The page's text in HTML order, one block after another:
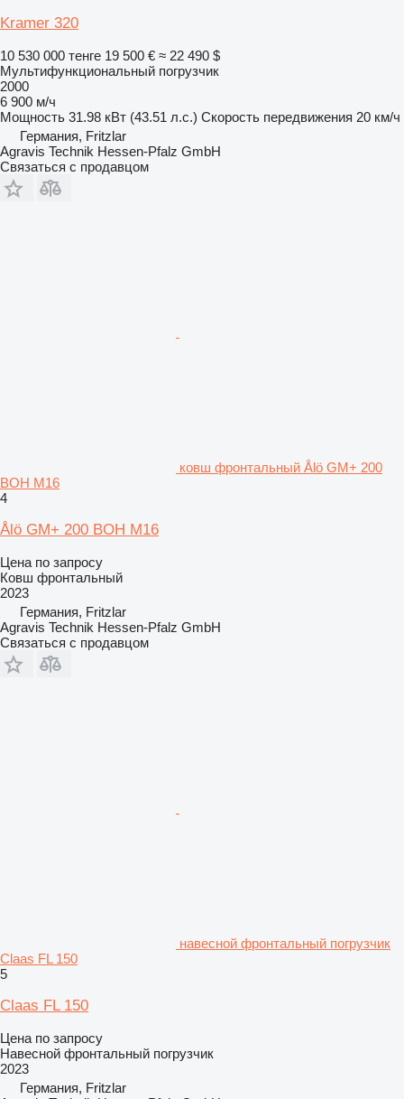
Kramer 320
10 530 000 тенге 19 500 € ≈ 22 490 $
Мультифункциональный погрузчик
2000
6 900 м/ч
Мощность 31.98 кВт (43.51 л.с.) Скорость передвижения 20 км/ч
Германия, Fritzlar
Agravis Technik Hessen-Pfalz GmbH
Связаться с продавцом
ковш фронтальный Ålö GM+ 200
BOH M16
4
Ålö GM+ 200 BOH M16
Цена по запросу
Ковш фронтальный
2023
Германия, Fritzlar
Agravis Technik Hessen-Pfalz GmbH
Связаться с продавцом
навесной фронтальный погрузчик
Claas FL 150
5
Claas FL 150
Цена по запросу
Навесной фронтальный погрузчик
2023
Германия, Fritzlar